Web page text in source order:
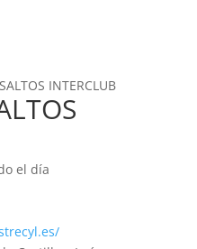
INTERCLUB
el día